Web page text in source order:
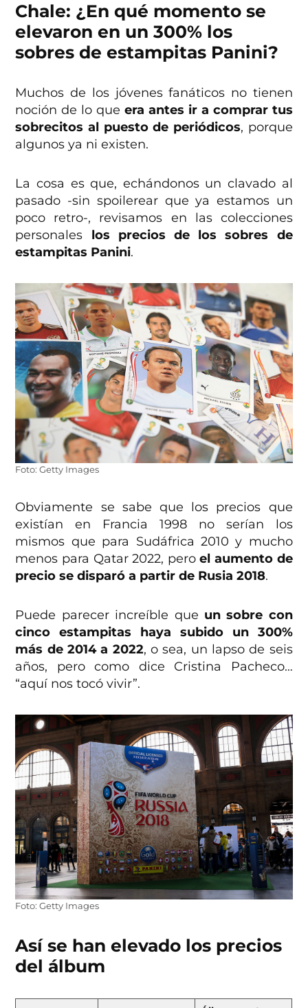
Chale: ¿En qué momento se
elevaron en un 300% los
sobres de estampitas Panini?
Muchos de los jóvenes fanáticos no tienen
noción de lo queera antes ir a comprar tus
sobrecitos al puesto de periódicos, porque
algunos ya ni existen.
La cosa es que, echándonos un clavado al
pasado -sin spoilerear que ya estamos un
poco retro-, revisamos en las colecciones
personales los precios de los sobres de
estampitas Panini.
Foto: Getty Images
Obviamente se sabe que los precios que
existían en Francia 1998 no serían los
mismos que para Sudáfrica 2010 y mucho
menos para Qatar 2022, peroel aumento de
precio se disparó a partir de Rusia 2018.
Puede parecer increíble que un sobre con
cinco estampitas haya subido un 300%
más de 2014 a 2022, o sea, un lapso de seis
años, pero como dice Cristina Pacheco…
“aquí nos tocó vivir”.
Foto: Getty Images
Así se han elevado los precios
del álbum